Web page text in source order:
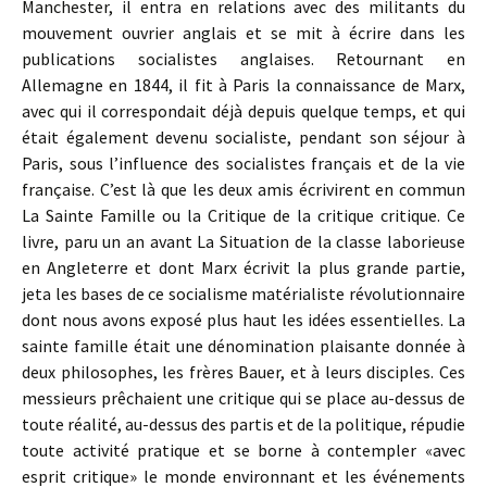
Manchester, il entra en relations avec des militants du
mouvement ouvrier anglais et se mit à écrire dans les
publications socialistes anglaises. Retournant en
Allemagne en 1844, il fit à Paris la connaissance de Marx,
avec qui il correspondait déjà depuis quelque temps, et qui
était également devenu socialiste, pendant son séjour à
Paris, sous l’influence des socialistes français et de la vie
française. C’est là que les deux amis écrivirent en commun
La Sainte Famille ou la Critique de la critique critique. Ce
livre, paru un an avant La Situation de la classe laborieuse
en Angleterre et dont Marx écrivit la plus grande partie,
jeta les bases de ce socialisme matérialiste révolutionnaire
dont nous avons exposé plus haut les idées essentielles. La
sainte famille était une dénomination plaisante donnée à
deux philosophes, les frères Bauer, et à leurs disciples. Ces
messieurs prêchaient une critique qui se place au-dessus de
toute réalité, au-dessus des partis et de la politique, répudie
toute activité pratique et se borne à contempler «avec
esprit critique» le monde environnant et les événements